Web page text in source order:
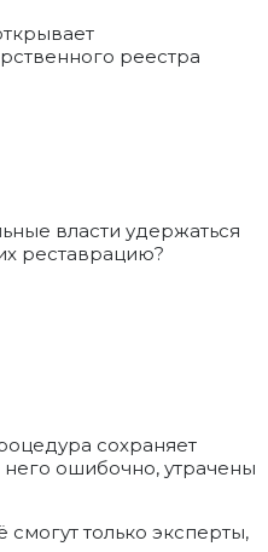
реестра
власти удержаться
реставрацию?
сохраняет
ошибочно, утрачены
только эксперты,